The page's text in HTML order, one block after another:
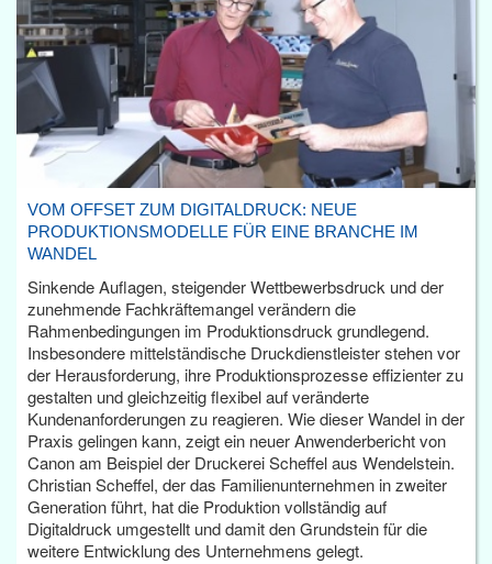
VOM OFFSET ZUM DIGITALDRUCK: NEUE
PRODUKTIONSMODELLE FÜR EINE BRANCHE IM
WANDEL
Sinkende Auflagen, steigender Wettbewerbsdruck und der
zunehmende Fachkräftemangel verändern die
Rahmenbedingungen im Produktionsdruck grundlegend.
Insbesondere mittelständische Druckdienstleister stehen vor
der Herausforderung, ihre Produktionsprozesse effizienter zu
gestalten und gleichzeitig flexibel auf veränderte
Kundenanforderungen zu reagieren. Wie dieser Wandel in der
Praxis gelingen kann, zeigt ein neuer Anwenderbericht von
Canon am Beispiel der Druckerei Scheffel aus Wendelstein.
Christian Scheffel, der das Familienunternehmen in zweiter
Generation führt, hat die Produktion vollständig auf
Digitaldruck umgestellt und damit den Grundstein für die
weitere Entwicklung des Unternehmens gelegt.